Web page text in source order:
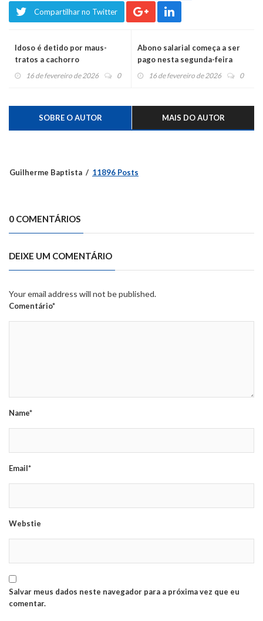
Compartilhar no Twitter
Idoso é detido por maus-
tratos a cachorro
16 de fevereiro de 2026 0
Abono salarial começa a ser
pago nesta segunda-feira
16 de fevereiro de 2026 0
SOBRE O AUTOR MAIS DO AUTOR
Guilherme Baptista 11896 Posts
0 COMENTÁRIOS
DEIXE UM COMENTÁRIO
Your email address will not be published.
Comentário*
Name*
Email*
Webstie
Salvar meus dados neste navegador para a próxima vez que eu
comentar.